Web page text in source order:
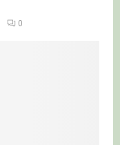
0